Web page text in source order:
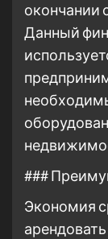
окончании
Данный
###
Экономия